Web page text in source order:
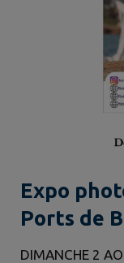
Expo
Ports de
DIMANCHE 2